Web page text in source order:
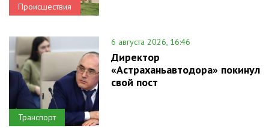
Происшествия
Транспорт
6 августа 2026, 16:46
Директор
«Астраханьавтодора» покинул
свой пост